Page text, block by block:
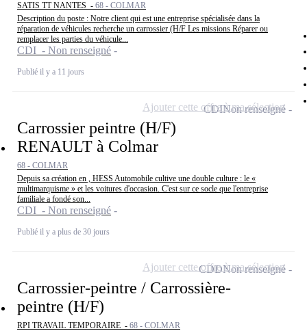
SATIS TT NANTES - 68 - COLMAR
Description du poste : Notre client qui est une entreprise spécialisée dans la
réparation de véhicules recherche un carrossier (H/F Les missions Réparer ou
remplacer les parties du véhicule...
CDI - Non renseigné
Publié il y a 11 jours
Carrossier peintre (H/F)
RENAULT à Colmar
68 - COLMAR
Depuis sa création en , HESS Automobile cultive une double culture : le «
multimarquisme » et les voitures d'occasion. C'est sur ce socle que l'entreprise
familiale a fondé son...
CDI - Non renseigné
Publié il y a plus de 30 jours
CDINon renseigné
Ajouter cette offre à ma sélection
Carrossier-peintre / Carrossière-
peintre (H/F)
RPI TRAVAIL TEMPORAIRE - 68 - COLMAR
CDDNon renseigné
Ajouter cette offre à ma sélection